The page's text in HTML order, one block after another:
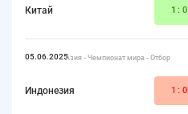
Китай 1:0
05.06.2025Азия - Чемпионат мира - Отбор
Индонезия 1: 0